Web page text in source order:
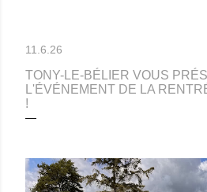
11.6.26
TONY-LE-BÉLIER VOUS
L'ÉVÉNEMENT DE LA
!